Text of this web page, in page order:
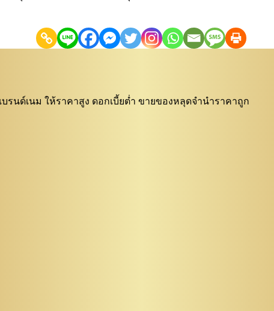
นด์เนม ให้ราคาสูง ดอกเบี้ยต่ำ ขายของหลุดจำนำราคาถูก